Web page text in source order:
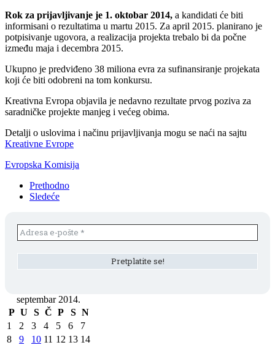
Rok za prijavljivanje je 1. oktobar 2014, a kandidati će biti
informisani o rezultatima u martu 2015. Za april 2015. planirano je
potpisivanje ugovora, a realizacija projekta trebalo bi da počne
između maja i decembra 2015.
Ukupno je predviđeno 38 miliona evra za sufinansiranje projekata
koji će biti odobreni na tom konkursu.
Kreativna Evropa objavila je nedavno rezultate prvog poziva za
saradničke projekte manjeg i većeg obima.
Detalji o uslovima i načinu prijavljivanja mogu se naći na sajtu
Kreativne Evrope
Evropska Komisija
Prethodno
Sledeće
septembar 2014.
P U S Č P S N
1
2 3 4 5 6
7
8
9 10 11 12 13 14